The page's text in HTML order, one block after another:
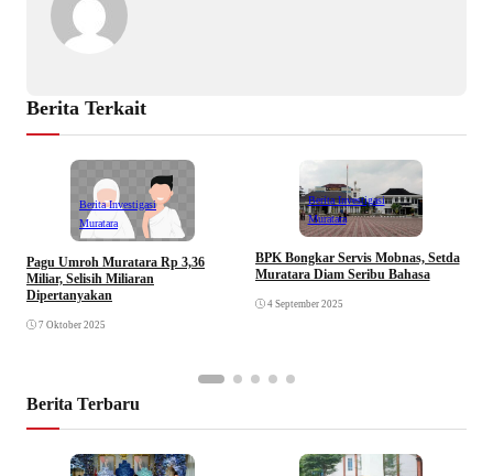
Berita Terkait
Berita Investigasi
Muratara
Pagu Umroh Muratara Rp 3,36
Miliar, Selisih Miliaran
Dipertanyakan
7 Oktober 2025
Berita Investigasi
Muratara
BPK Bongkar Servis Mobnas, Setda
Muratara Diam Seribu Bahasa
4 September 2025
Berita Terbaru